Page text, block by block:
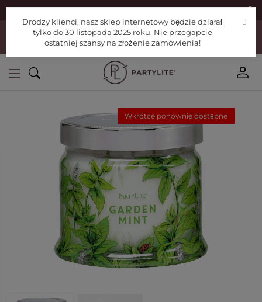
|
Drodzy klienci, nasz sklep internetowy będzie działał tylko do 30
listopada 2025 roku. Nie przegapcie ostatniej szansy na złożenie
zamówienia!
Wkrótce ponownie dostępne
Drodzy klienci, nasz sklep internetowy będzie działał
tylko do 30 listopada 2025 roku. Nie przegapcie
ostatniej szansy na złożenie zamówienia!